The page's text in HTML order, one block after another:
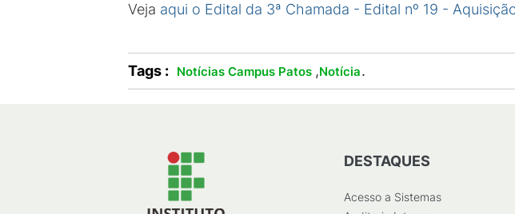
Veja aqui o Edital da 3ª Chamada - Edital nº 19 -
Tags : Notícias Campus Patos ,Notícia.
DESTAQUES
Acesso a Sistemas